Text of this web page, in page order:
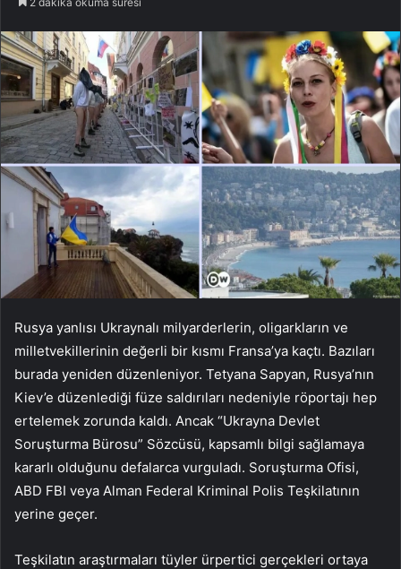
Rusya yanlısı Ukraynalı milyarderlerin, oligarkların ve
milletvekillerinin değerli bir kısmı Fransa’ya kaçtı. Bazıları
burada yeniden düzenleniyor. Tetyana Sapyan, Rusya’nın
Kiev’e düzenlediği füze saldırıları nedeniyle röportajı hep
ertelemek zorunda kaldı. Ancak “Ukrayna Devlet
Soruşturma Bürosu” Sözcüsü, kapsamlı bilgi sağlamaya
kararlı olduğunu defalarca vurguladı. Soruşturma Ofisi,
ABD FBI veya Alman Federal Kriminal Polis Teşkilatının
yerine geçer.
Teşkilatın araştırmaları tüyler ürpertici gerçekleri ortaya